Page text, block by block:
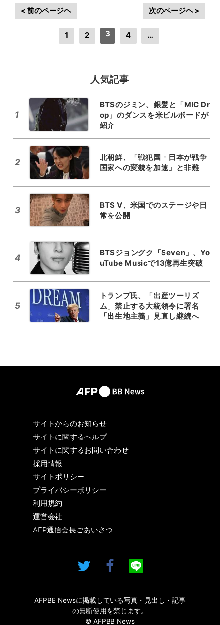
< 前のページヘ
1 2 3 4 …
次のページヘ >
人気記事
1
BTSのジミン、銀髪と「MIC Dr
op」のダンスを米ビルボードが
紹介
2
北朝鮮、「戦犯国・日本が戦争
国家への変貌を加速」と非難
3
BTS V、米国でのステージや日
常を公開
4
BTSジョングク「Seven」、Yo
uTube Musicで13億再生突破
5
トランプ氏、「出産ツーリズ
ム」禁止する大統領令に署名
「出生地主義」見直し継続へ
サイトからのお知らせ
サイトに関するヘルプ
サイトに関するお問い合わせ
採用情報
サイトポリシー
プライバシーポリシー
利用規約
運営会社
AFP通信会長ごあいさつ
AFPBB Newsに掲載している写真・見出し・記事
の無断使用を禁じます。
© AFPBB News